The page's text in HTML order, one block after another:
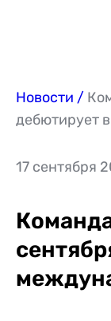
Новости
дебютирует
17 сентября